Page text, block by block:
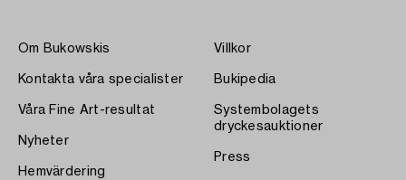
Om Bukowskis
Kontakta våra specialister
Våra Fine Art-resultat
Nyheter
Hemvärdering
Villkor
Bukipedia
Systembolagets
dryckesauktioner
Press